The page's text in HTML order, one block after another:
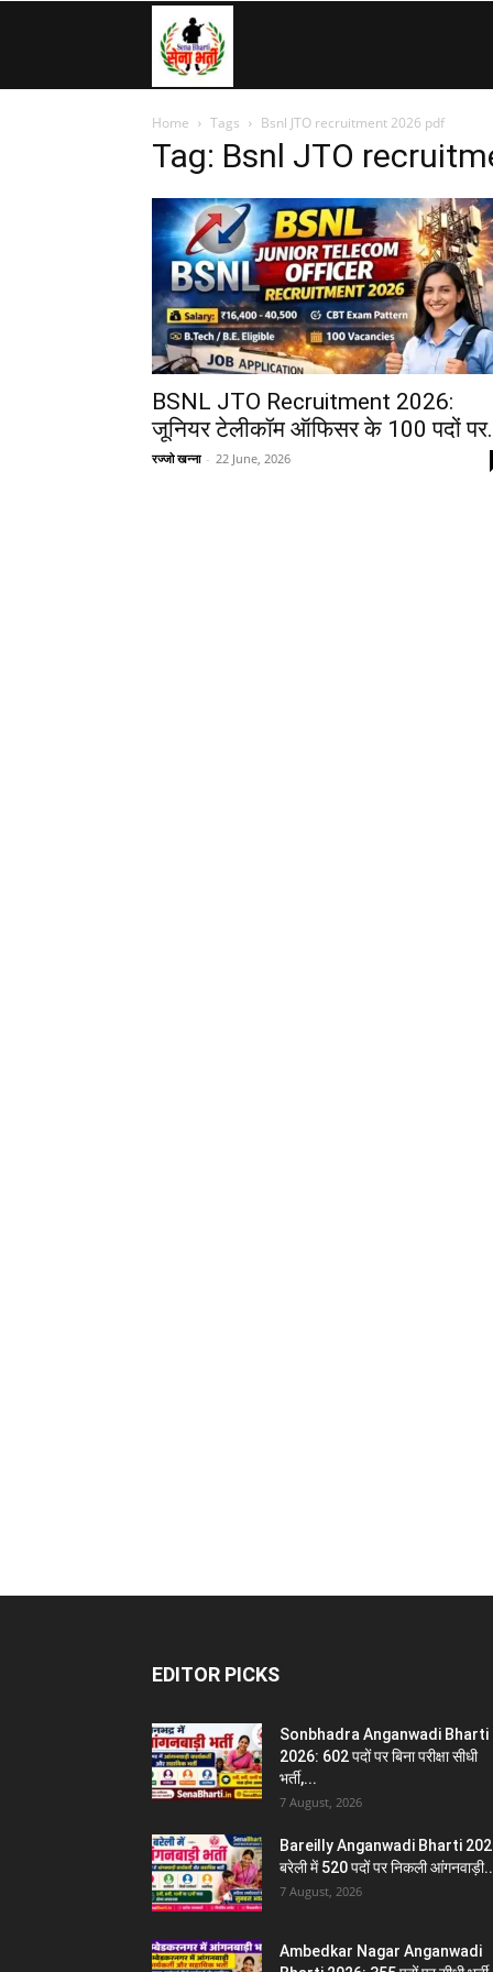
»
Army,
Navy,
Airforce,
Home Tags Bsnl JTO recruitment 2026 pdf
Tag: Bsnl JTO
BSNL JTO Recruitment 2026:
जूनियर टेलीकॉम ऑफिसर के 100 पदों
रज्जो खन्ना - 22 June, 2026
EDITOR PICKS
Sonbhadra Anganwadi Bharti
2026: 602 पदों पर बिना परीक्षा सीधी
भर्ती,...
7 August, 2026
Bareilly Anganwadi Bharti
बरेली में 520 पदों पर निकली
7 August, 2026
Ambedkar Nagar Anganwadi